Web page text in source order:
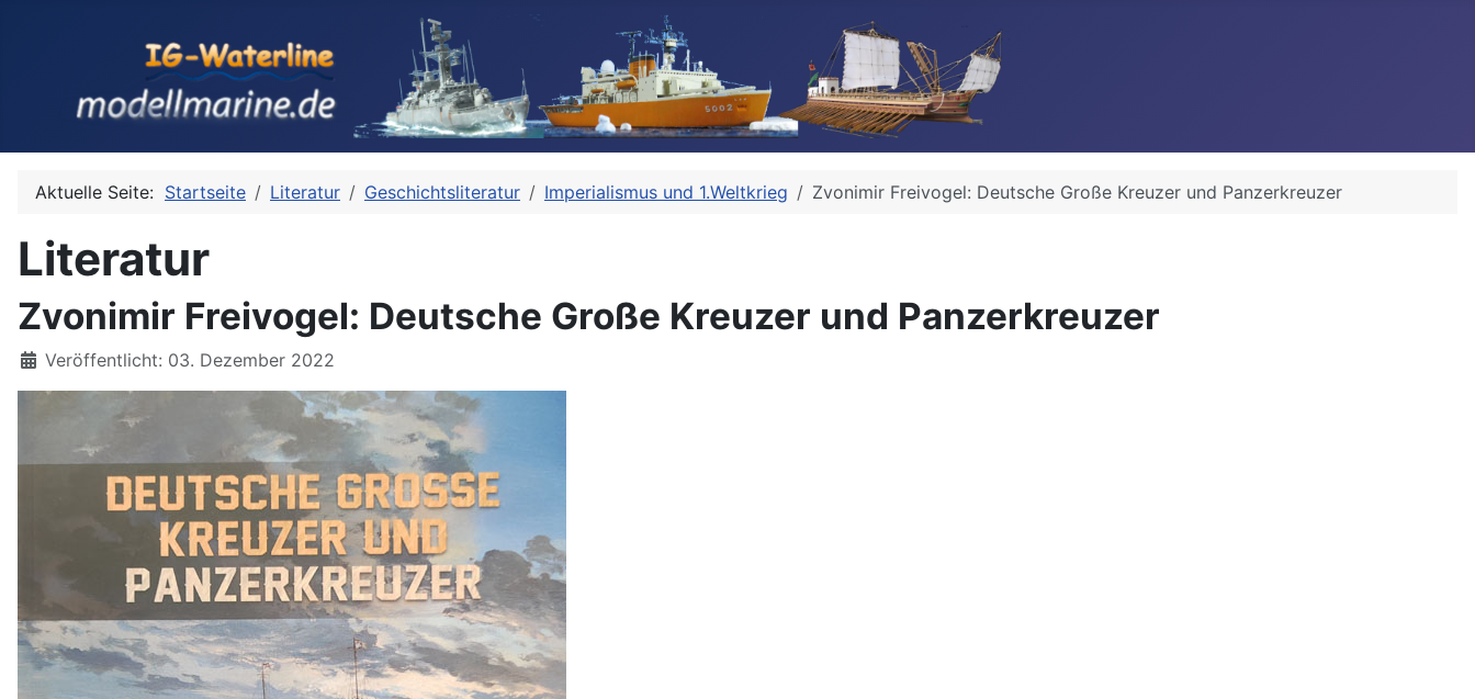
Aktuelle Seite: Startseite Literatur Geschichtsliteratur Imperialismus und 1.Weltkrieg Zvonimir Freivogel: Deutsche Große Kreuzer und Panzerkreuzer
Literatur
Zvonimir Freivogel: Deutsche Große Kreuzer und Panzerkreuzer
Details
Veröffentlicht: 03. Dezember 2022